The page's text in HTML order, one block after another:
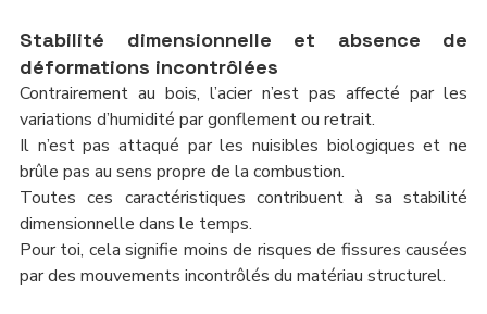
Stabilité dimensionnelle et absence de
déformations incontrôlées
Contrairement au bois, l’acier n’est pas affecté par les
variations d’humidité par gonflement ou retrait.
Il n’est pas attaqué par les nuisibles biologiques et ne
brûle pas au sens propre de la combustion.
Toutes ces caractéristiques contribuent à sa stabilité
dimensionnelle dans le temps.
Pour toi, cela signifie moins de risques de fissures causées
par des mouvements incontrôlés du matériau structurel.